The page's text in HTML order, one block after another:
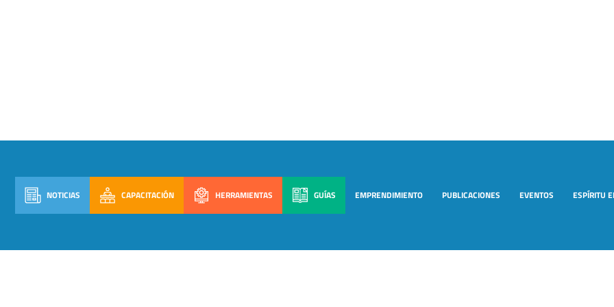
NOTICIAS CAPACITACIÓN HERRAMIENTAS GUÍAS EMPRENDIMIENTO PUBLICACIONES EVENTOS ESPÍRITU